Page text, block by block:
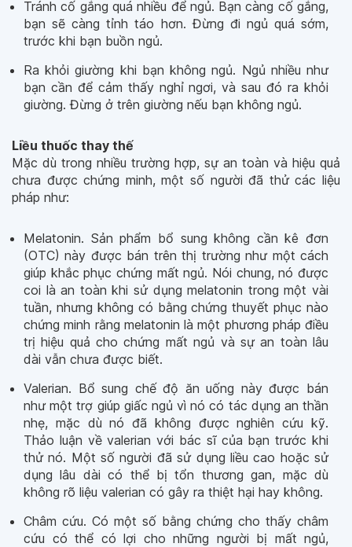
Tránh cố gắng quá nhiều để ngủ. Bạn càng cố gắng,
bạn sẽ càng tỉnh táo hơn. Đừng đi ngủ quá sớm,
trước khi bạn buồn ngủ.
Ra khỏi giường khi bạn không ngủ. Ngủ nhiều như
bạn cần để cảm thấy nghỉ ngơi, và sau đó ra khỏi
giường. Đừng ở trên giường nếu bạn không ngủ.
Liều thuốc thay thế
Mặc dù trong nhiều trường hợp, sự an toàn và hiệu quả
chưa được chứng minh, một số người đã thử các liệu
pháp như:
Melatonin. Sản phẩm bổ sung không cần kê đơn
(OTC) này được bán trên thị trường như một cách
giúp khắc phục chứng mất ngủ. Nói chung, nó được
coi là an toàn khi sử dụng melatonin trong một vài
tuần, nhưng không có bằng chứng thuyết phục nào
chứng minh rằng melatonin là một phương pháp điều
trị hiệu quả cho chứng mất ngủ và sự an toàn lâu
dài vẫn chưa được biết.
Valerian. Bổ sung chế độ ăn uống này được bán
như một trợ giúp giấc ngủ vì nó có tác dụng an thần
nhẹ, mặc dù nó đã không được nghiên cứu kỹ.
Thảo luận về valerian với bác sĩ của bạn trước khi
thử nó. Một số người đã sử dụng liều cao hoặc sử
dụng lâu dài có thể bị tổn thương gan, mặc dù
không rõ liệu valerian có gây ra thiệt hại hay không.
Châm cứu. Có một số bằng chứng cho thấy châm
cứu có thể có lợi cho những người bị mất ngủ,